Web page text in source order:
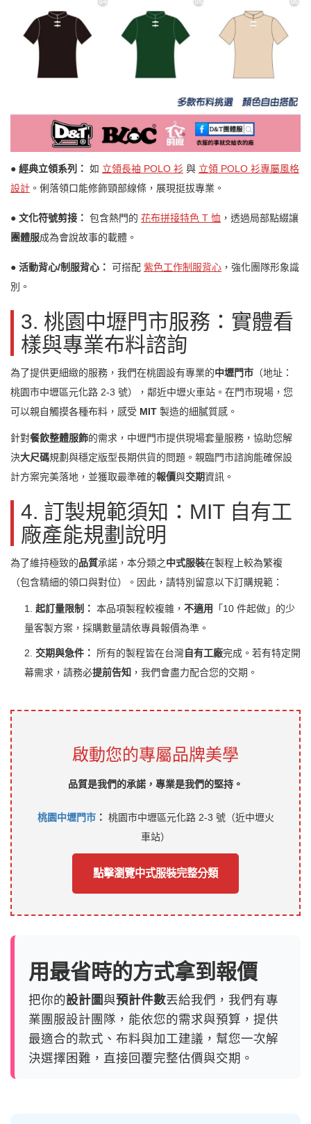
● 經典立領系列： 如 立領長袖 POLO 衫 與 立領 POLO 衫專屬風格
設計 。俐落領口能修飾頸部線條，展現挺拔專業。
● 文化符號剪接： 包含熱門的 花布拼接特色 T 恤 ，透過局部點綴讓
團體服成為會說故事的載體。
● 活動背心/制服背心： 可搭配 紫色工作制服背心 ，強化團隊形象識
別。
3. 桃園中壢門市服務：實體看
樣與專業布料諮詢
為了提供更細緻的服務，我們在桃園設有專業的中壢門市 （地址：
桃園市中壢區元化路 2-3 號），鄰近中壢火車站。在門市現場，您
可以親自觸摸各種布料，感受 MIT 製造的細膩質感。
針對餐飲整體服飾的需求，中壢門市提供現場套量服務，協助您解
決大尺碼規劃與穩定版型長期供貨的問題。親臨門市諮詢能確保設
計方案完美落地，並獲取最準確的報價與交期資訊。
4. 訂製規範須知：MIT 自有工
廠產能規劃說明
為了維持極致的品質承諾，本分類之中式服裝在製程上較為繁複
（包含精細的領口與對位）。因此，請特別留意以下訂購規範：
1. 起訂量限制： 本品項製程較複雜， 不適用
「10 件起做」的少
量客製方案，採購數量請依專員報價為準。
2. 交期與急件： 所有的製程皆在台灣自有工廠完成。若有特定開
幕需求，請務必提前告知 ，我們會盡力配合您的交期。
啟動您的專屬品牌美學
品質是我們的承諾，專業是我們的堅持。
桃園中壢門市： 桃園市中壢區元化路 2-3 號（近中壢火
車站）
點擊瀏覽中式服裝完整分類
用最省時的方式拿到報價
把你的設計圖與預計件數丟給我們，我們有專
業團服設計團隊，能依您的需求與預算，提供
最適合的款式、布料與加工建議，幫您一次解
決選擇困難，直接回覆完整估價與交期。